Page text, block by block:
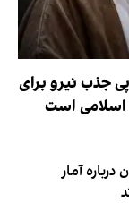
جذب نیرو برای
اسلامی است
آمار